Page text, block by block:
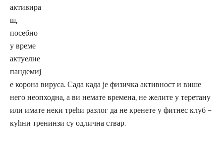
активира
ш,
посебно
у време
актуелне
пандемиј
е корона вируса. Сада када је физичка активност и више
него неопходна, а ви немате времена, не желите у теретану
или имате неки трећи разлог да не кренете у фитнес клуб –
кућни тренинзи су одлична ствар.